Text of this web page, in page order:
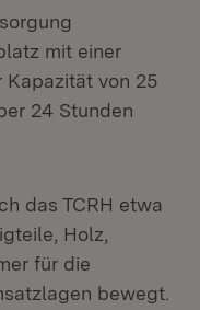
mit einer
Kapazität von 25
24 Stunden
das TCRH etwa
Holz,
für die
bewegt.